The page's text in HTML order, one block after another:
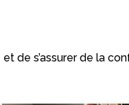
de s’assurer de la